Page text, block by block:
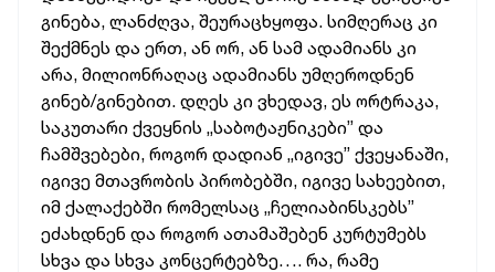
გინება, ლანძღვა, შეურაცხყოფა. სიმღერაც კი
შექმნეს და ერთ, ან ორ, ან სამ ადამიანს კი
არა, მილიონრაღაც ადამიანს უმღეროდნენ
გინებ/გინებით. დღეს კი ვხედავ, ეს ორტრაკა,
საკუთარი ქვეყნის „საბოტაჟნიკები” და
ჩამშვებები, როგორ დადიან „იგივე” ქვეყანაში,
იგივე მთავრობის პირობებში, იგივე სახეებით,
იმ ქალაქებში რომელსაც „ჩელიაბინსკებს”
ეძახდნენ და როგორ ათამაშებენ კურტუმებს
სხვა და სხვა კონცერტებზე…. რა, რამე